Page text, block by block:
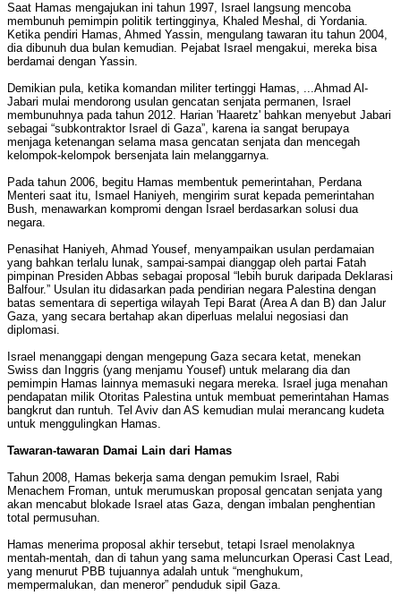
Saat Hamas mengajukan ini tahun 1997, Israel langsung mencoba
membunuh pemimpin politik tertingginya, Khaled Meshal, di Yordania.
Ketika pendiri Hamas, Ahmed Yassin, mengulang tawaran itu tahun 2004,
dia dibunuh dua bulan kemudian. Pejabat Israel mengakui, mereka bisa
berdamai dengan Yassin.
Demikian pula, ketika komandan militer tertinggi Hamas, ...Ahmad Al-
Jabari mulai mendorong usulan gencatan senjata permanen, Israel
membunuhnya pada tahun 2012. Harian 'Haaretz' bahkan menyebut Jabari
sebagai “subkontraktor Israel di Gaza”, karena ia sangat berupaya
menjaga ketenangan selama masa gencatan senjata dan mencegah
kelompok-kelompok bersenjata lain melanggarnya.
Pada tahun 2006, begitu Hamas membentuk pemerintahan, Perdana
Menteri saat itu, Ismael Haniyeh, mengirim surat kepada pemerintahan
Bush, menawarkan kompromi dengan Israel berdasarkan solusi dua
negara.
Penasihat Haniyeh, Ahmad Yousef, menyampaikan usulan perdamaian
yang bahkan terlalu lunak, sampai-sampai dianggap oleh partai Fatah
pimpinan Presiden Abbas sebagai proposal “lebih buruk daripada Deklarasi
Balfour.” Usulan itu didasarkan pada pendirian negara Palestina dengan
batas sementara di sepertiga wilayah Tepi Barat (Area A dan B) dan Jalur
Gaza, yang secara bertahap akan diperluas melalui negosiasi dan
diplomasi.
Israel menanggapi dengan mengepung Gaza secara ketat, menekan
Swiss dan Inggris (yang menjamu Yousef) untuk melarang dia dan
pemimpin Hamas lainnya memasuki negara mereka. Israel juga menahan
pendapatan milik Otoritas Palestina untuk membuat pemerintahan Hamas
bangkrut dan runtuh. Tel Aviv dan AS kemudian mulai merancang kudeta
untuk menggulingkan Hamas.
Tawaran-tawaran Damai Lain dari Hamas
Tahun 2008, Hamas bekerja sama dengan pemukim Israel, Rabi
Menachem Froman, untuk merumuskan proposal gencatan senjata yang
akan mencabut blokade Israel atas Gaza, dengan imbalan penghentian
total permusuhan.
Hamas menerima proposal akhir tersebut, tetapi Israel menolaknya
mentah-mentah, dan di tahun yang sama meluncurkan Operasi Cast Lead,
yang menurut PBB tujuannya adalah untuk “menghukum,
mempermalukan, dan meneror” penduduk sipil Gaza.